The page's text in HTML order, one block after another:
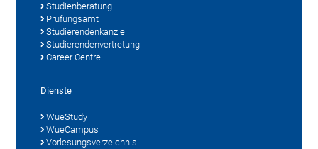
Studienberatung
Prüfungsamt
Studierendenkanzlei
Studierendenvertretung
Career Centre
Dienste
WueStudy
WueCampus
Vorlesungsverzeichnis